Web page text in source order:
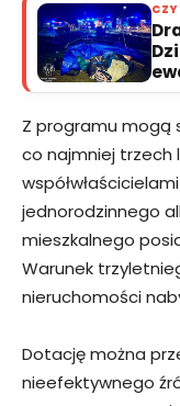
Z programu mogą
co najmniej trzech
jednorodzinnego
mieszkalnego
Warunek
nieruchomości
Dotację można
nieefektywnego